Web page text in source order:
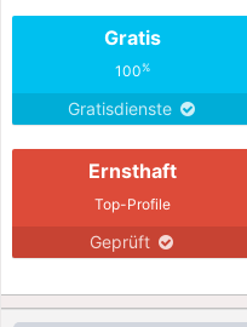
Gratis
100%
Gratisdienste
Ernsthaft
Top-Profile
Geprüft